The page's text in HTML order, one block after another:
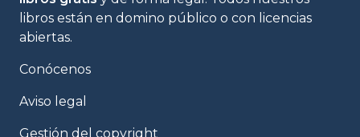
libros están en domino público o con licencias
abiertas.
Conócenos
Aviso legal
Gestión del copyright